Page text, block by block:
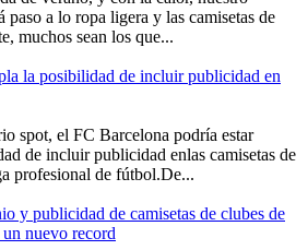
paso a lo ropa ligera y las camisetas de
muchos sean los que...
la posibilidad de incluir publicidad en
spot, el FC Barcelona podría estar
de incluir publicidad enlas camisetas de
profesional de fútbol.De...
y publicidad de camisetas de clubes de
nuevo record